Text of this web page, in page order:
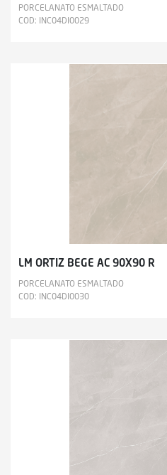
PORCELANATO ESMALTADO
COD: INC04DI0029
LM ORTIZ BEGE AC 90X90 R
PORCELANATO ESMALTADO
COD: INC04DI0030